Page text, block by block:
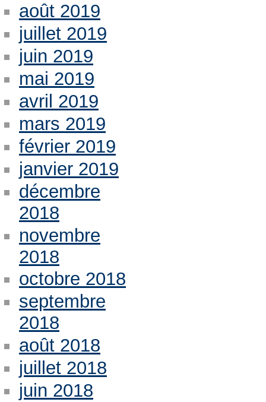
août 2019
juillet 2019
juin 2019
mai 2019
avril 2019
mars 2019
février 2019
janvier 2019
décembre
2018
novembre
2018
octobre 2018
septembre
2018
août 2018
juillet 2018
juin 2018